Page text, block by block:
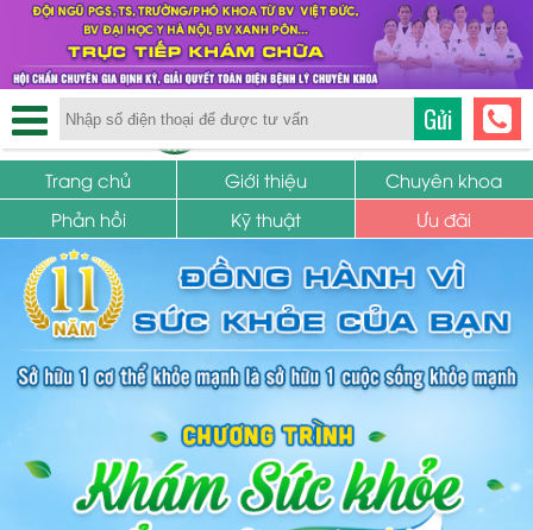
TRUNG TÂM PHỤ KHOA
SỨC KHỎE SINH SẢN
Trang chủ Giới thiệu
Chuyên khoa
Phản hồi
Kỹ thuật Ưu đãi
Gửi